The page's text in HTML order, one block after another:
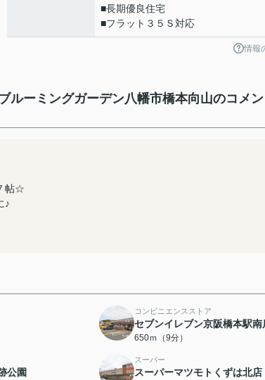
■長期優良住宅
■フラット３５Ｓ対応
情報
ーミングガーデン八幡市橋本向山のコメン
帖☆
♪
コンビニエンスストア
セブンイレブン京阪橋本駅南
650ｍ（9分）
公園
スーパー
スーパーマツモトくずは北店